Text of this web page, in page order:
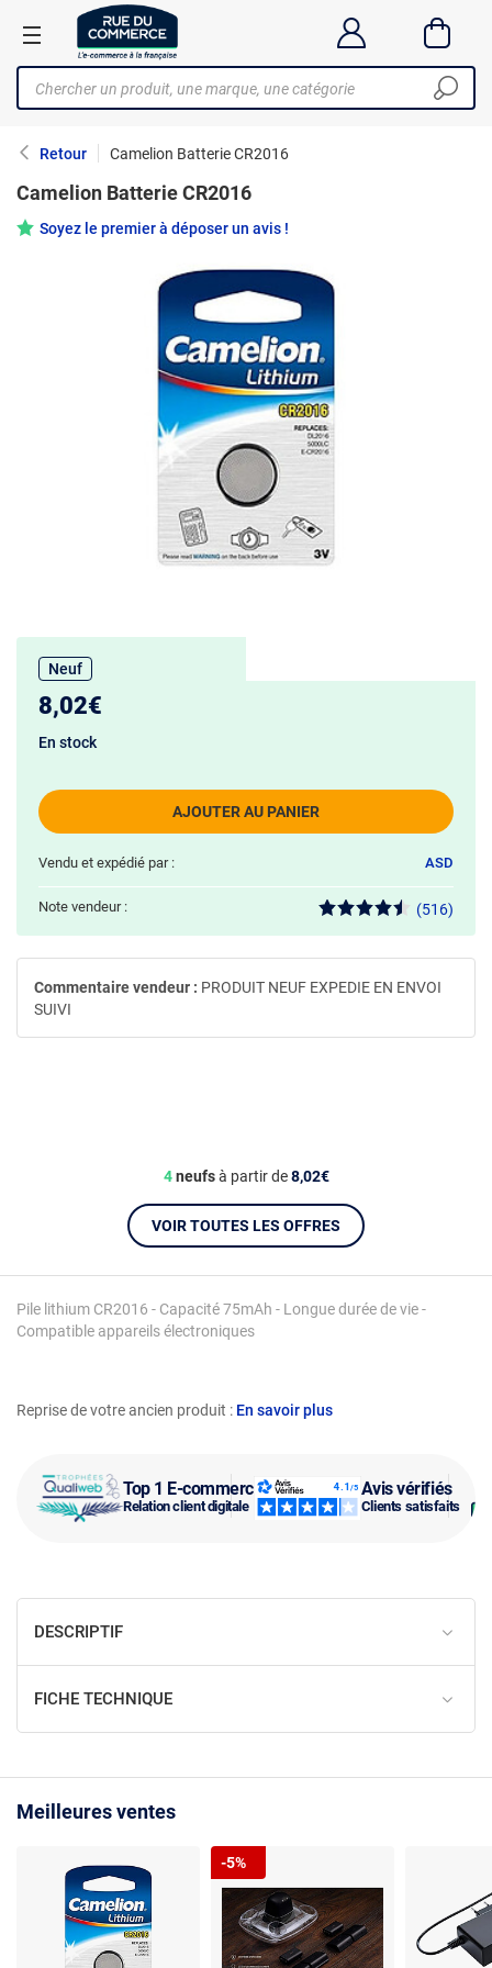
Retour Camelion Batterie CR2016
Top 1 E-commerce
Relation client digitale
Avis vérifiés
Clients satisfaits
Reprise de votre ancien produit : En savoir plus
Camelion Batterie CR2016
Soyez le premier à déposer un avis !
Pile lithium CR2016 - Capacité 75mAh - Longue durée de vie -
Compatible appareils électroniques
Neuf
8,02€
AJOUTER AU PANIER
En stock
Vendu et expédié par : ASD
Note vendeur : (516)
4neufsà partir de8,02€
VOIR TOUTES LES OFFRES
Commentaire vendeur : PRODUIT NEUF EXPEDIE EN ENVOI
SUIVI
DESCRIPTIF
FICHE TECHNIQUE
Meilleures ventes
-5%